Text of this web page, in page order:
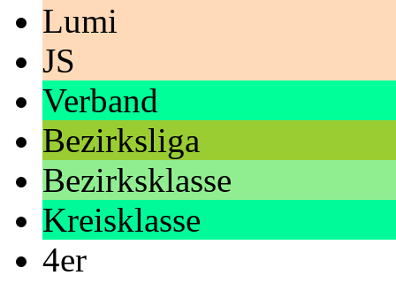
Lumi
JS
Verband
Bezirksliga
Bezirksklasse
Kreisklasse
4er